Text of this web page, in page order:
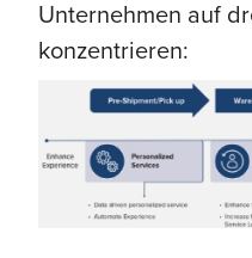
Unternehmen auf
konzentrieren: